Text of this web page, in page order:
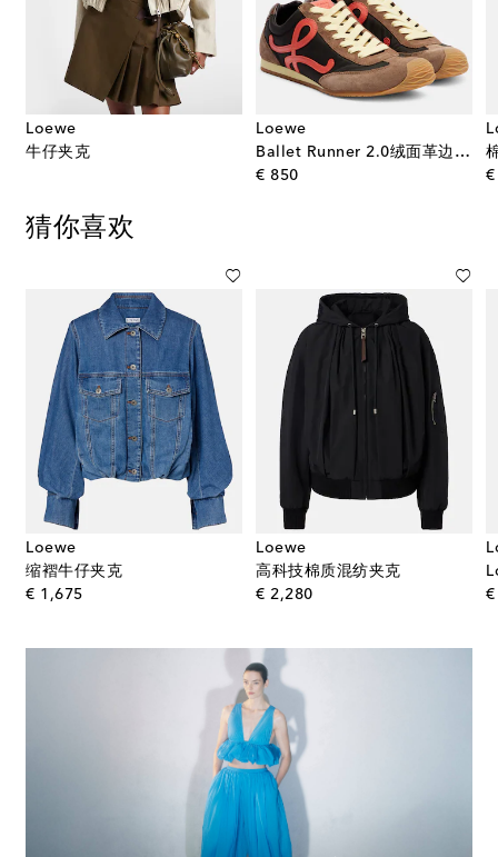
Loewe
牛仔夹克
Loewe
Ballet Runner 2.0绒面革边饰运动鞋
€ 850original price
€
猜你喜欢
Loewe
缩褶牛仔夹克
€ 1,675original price
Loewe
高科技棉质混纺夹克
€ 2,280original price
€